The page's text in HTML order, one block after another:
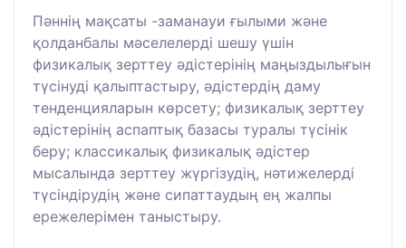
Пәннің мақсаты -заманауи ғылыми және
қолданбалы мәселелерді шешу үшін
физикалық зерттеу әдістерінің маңыздылығын
түсінуді қалыптастыру, әдістердің даму
тенденцияларын көрсету; физикалық зерттеу
әдістерінің аспаптық базасы туралы түсінік
беру; классикалық физикалық әдістер
мысалында зерттеу жүргізудің, нәтижелерді
түсіндірудің және сипаттаудың ең жалпы
ережелерімен таныстыру.